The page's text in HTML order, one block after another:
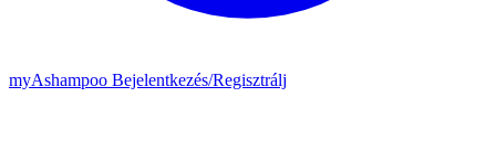
myAshampoo Bejelentkezés/Regisztrálj